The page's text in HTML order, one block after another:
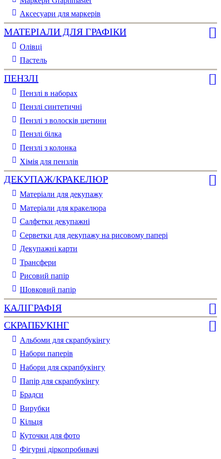
Аксесуари для маркерів
МАТЕРІАЛИ ДЛЯ ГРАФІКИ
Олівці
Пастель
ПЕНЗЛІ
Пензлі в наборах
Пензлі синтетичні
Пензлі з волосків щетини
Пензлі білка
Пензлі з колонка
Хімія для пензлів
ДЕКУПАЖ/КРАКЕЛЮР
Матеріали для декупажу
Матеріали для кракелюра
Cалфетки декупажні
Серветки для декупажу на рисовому папері
Декупажні карти
Трансфери
Рисовий папір
Шовковий папір
КАЛІГРАФІЯ
СКРАПБУКІНГ
Альбоми для скрапбукінгу
Набори паперів
Набори для скрапбукінгу
Папір для скрапбукінгу
Брадси
Вирубки
Кільця
Куточки для фото
Фігурні діркопробивачі